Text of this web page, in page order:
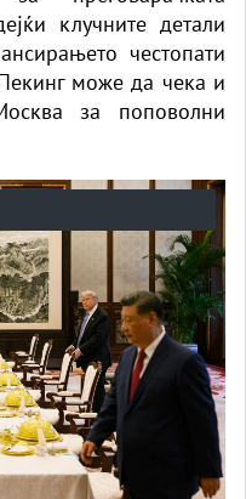
клучните детали
честопати
може да чека и
за поповолни